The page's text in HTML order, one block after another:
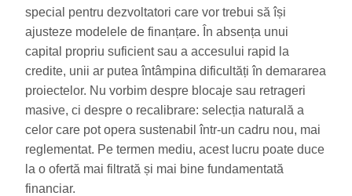
special pentru dezvoltatori care vor trebui să își
ajusteze modelele de finanțare. În absența unui
capital propriu suficient sau a accesului rapid la
credite, unii ar putea întâmpina dificultăți în demararea
proiectelor. Nu vorbim despre blocaje sau retrageri
masive, ci despre o recalibrare: selecția naturală a
celor care pot opera sustenabil într-un cadru nou, mai
reglementat. Pe termen mediu, acest lucru poate duce
la o ofertă mai filtrată și mai bine fundamentată
financiar.